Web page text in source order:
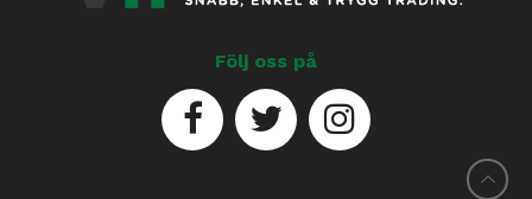
Följ oss på